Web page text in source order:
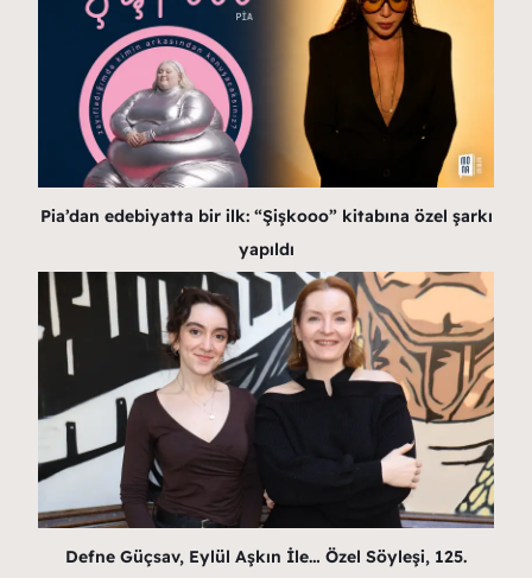
Pia’dan edebiyatta bir ilk: “Şişkooo” kitabına özel şarkı
yapıldı
Defne Güçsav, Eylül Aşkın İle… Özel Söyleşi, 125.